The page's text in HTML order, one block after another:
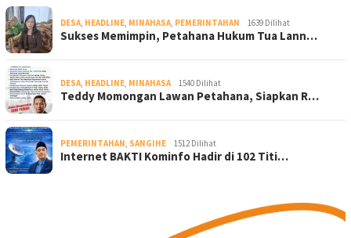
DESA, HEADLINE, MINAHASA, PEMERINTAHAN 1639 Dilihat
Sukses Memimpin, Petahana Hukum Tua Lann…
DESA, HEADLINE, MINAHASA 1540 Dilihat
Teddy Momongan Lawan Petahana, Siapkan R…
PEMERINTAHAN, SANGIHE 1512 Dilihat
Internet BAKTI Kominfo Hadir di 102 Titi…